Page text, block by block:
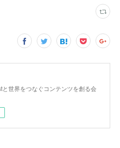
と世界をつなぐコンテンツを創る会